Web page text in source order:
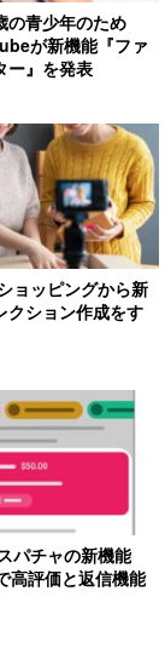
の青少年のため
が新機能『ファ
ー』を発表
ョッピングから新
ション作成をす
パチャの新機能
高評価と返信機能